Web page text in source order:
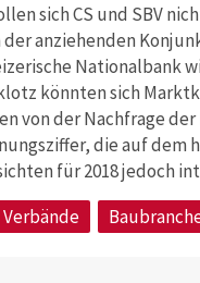
sich CS und SBV
der anziehenden
Nationalbank
könnten sich
von der Nachfrage
die auf dem
für 2018 jedoch
Verbände